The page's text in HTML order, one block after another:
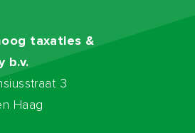
De open keuken is
en RVS-spoelbak met luxe
aan de voorzijde met
voorzien van een
taxaties &
b.v.
3
Haag